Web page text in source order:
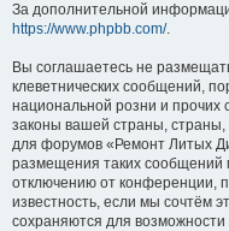
За дополнительной
https://www.phpbb.com/.
Вы соглашаетесь не
клеветнических сообщений,
национальной розни и прочих
законы вашей страны, страны,
для форумов «Ремонт Литых
размещения таких сообщений
отключению от конференции,
известность, если мы сочтём
сохраняются для